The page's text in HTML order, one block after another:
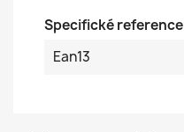
Specifické reference
Ean13